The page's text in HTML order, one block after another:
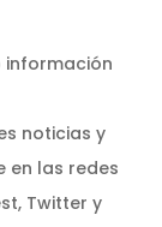
información
noticias y
en las redes
Twitter y